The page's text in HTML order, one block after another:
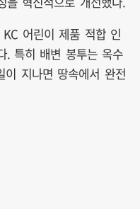
어린이 제품 적합 인
. 특히 배변 봉투는 옥수
지나면 땅속에서 완전